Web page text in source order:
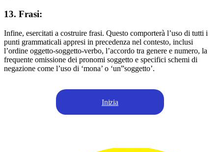
13. Frasi:
Infine, esercitati a costruire frasi. Questo comporterà l’uso di tutti i
punti grammaticali appresi in precedenza nel contesto, inclusi
l’ordine oggetto-soggetto-verbo, l’accordo tra genere e numero, la
frequente omissione dei pronomi soggetto e specifici schemi di
negazione come l’uso di ‘mona’ o ‘un”soggetto’.
Inizia